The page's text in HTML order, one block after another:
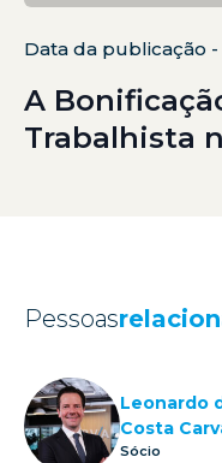
Data da publicação
A
Trabalhista
Pessoas
Leonardo
Costa
Sócio